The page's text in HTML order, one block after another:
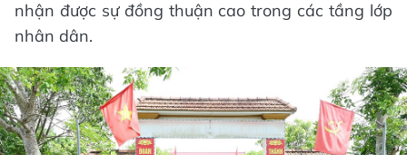
nhận được sự đồng thuận cao trong các tầng lớp
nhân dân.